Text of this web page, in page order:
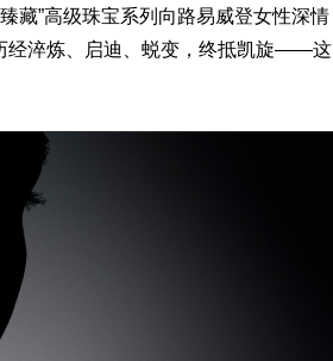
藏”高级珠宝系列向路易威登女性深情
经淬炼、启迪、蜕变，终抵凯旋——这